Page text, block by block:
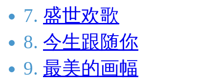
7. 盛世欢歌
8. 今生跟随你
9. 最美的画幅